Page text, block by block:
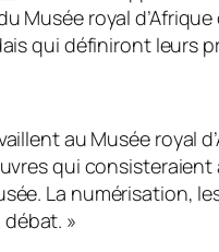
Musée royal
qui définiront leurs
au Musée royal
qui consisteraient
La numérisation,
»